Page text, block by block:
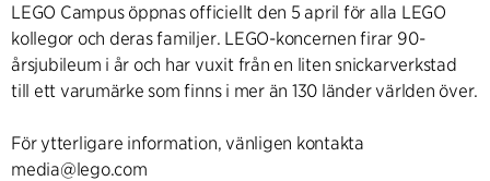
LEGO Campus öppnas officiellt den 5 april för alla LEGO
kollegor och deras familjer. LEGO-koncernen firar 90-
årsjubileum i år och har vuxit från en liten snickarverkstad
till ett varumärke som finns i mer än 130 länder världen över.
För ytterligare information, vänligen kontakta
media@lego.com